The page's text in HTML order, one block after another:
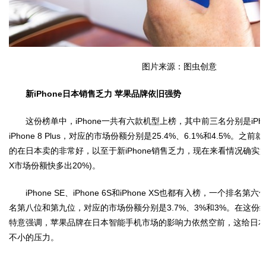
图片来源：图虫创意
新iPhone日本销售乏力 苹果品牌依旧强势
这份榜单中，iPhone一共有六款机型上榜，其中前三名分别是
iPhone 8 Plus，对应的市场份额分别是25.4%、6.1%和4.5%。之前
的在日本卖的非常好，以至于新iPhone销售乏力，现在来看情况确实
X市场份额快多出20%)。
iPhone SE、iPhone 6S和iPhone XS也都有入榜，一个排名第六
名第八位和第九位，对应的市场份额分别是3.7%、3%和3%。在这份
特意强调，苹果品牌在日本智能手机市场的影响力依然空前，这给日
不小的压力。